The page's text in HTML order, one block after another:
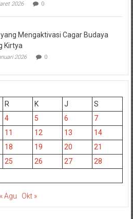
2026 0
Mengaktivasi Cagar Budaya
Kirtya
2026 0
R K J
S
4 5 6
7
11 12 13
14
18 19 20
21
25 26 27
28
« Agu Okt »